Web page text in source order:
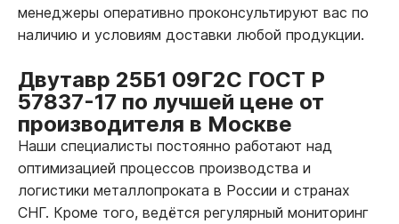
менеджеры оперативно проконсультируют вас по
наличию и условиям доставки любой продукции.
Двутавр 25Б1 09Г2С ГОСТ Р
57837-17 по лучшей цене от
производителя в Москве
Наши специалисты постоянно работают над
оптимизацией процессов производства и
логистики металлопроката в России и странах
СНГ. Кроме того, ведётся регулярный мониторинг